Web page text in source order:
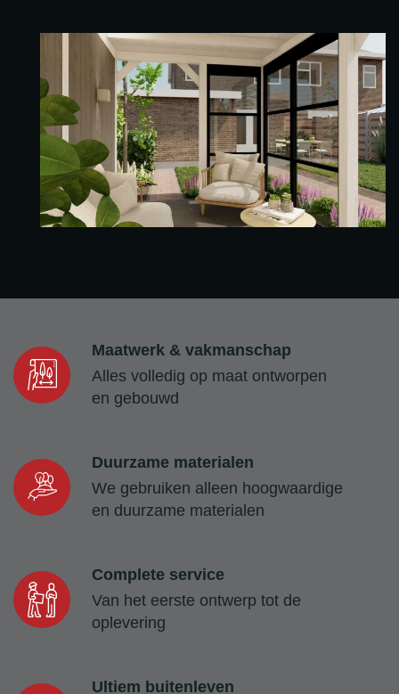
Maatwerk & vakmanschap
Alles volledig op maat ontworpen
en gebouwd
Duurzame materialen
We gebruiken alleen hoogwaardige
en duurzame materialen
Complete service
Van het eerste ontwerp tot de
oplevering
Ultiem buitenleven